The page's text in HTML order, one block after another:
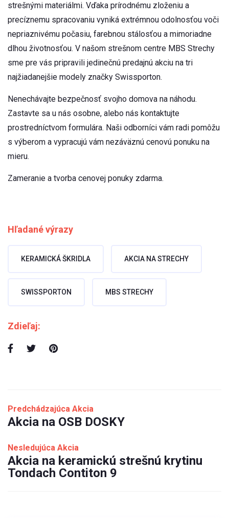
strešnými materiálmi. Vďaka prírodnému zloženiu a
precíznemu spracovaniu vyniká extrémnou odolnosťou voči
nepriaznivému počasiu, farebnou stálosťou a mimoriadne
dlhou životnosťou. V našom strešnom centre MBS Strechy
sme pre vás pripravili jedinečnú predajnú akciu na tri
najžiadanejšie modely značky Swissporton.
Nenechávajte bezpečnosť svojho domova na náhodu.
Zastavte sa u nás osobne, alebo nás kontaktujte
prostredníctvom formulára. Naši odborníci vám radi pomôžu
s výberom a vypracujú vám nezáväznú cenovú ponuku na
mieru.
Zameranie a tvorba cenovej ponuky zdarma.
Hľadané výrazy
KERAMICKÁ ŠKRIDLA AKCIA NA STRECHY
SWISSPORTON MBS STRECHY
Zdieľaj:
Predchádzajúca Akcia
Akcia na OSB DOSKY
Nesledujúca Akcia
Akcia na keramickú strešnú krytinu
Tondach Contiton 9